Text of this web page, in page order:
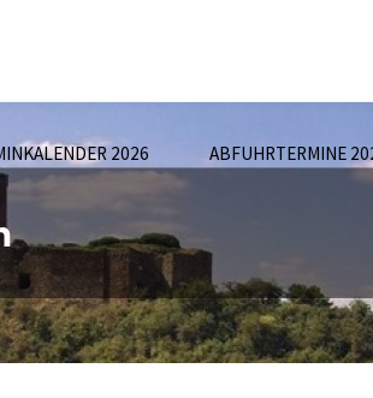
2026 ABFUHRTERMINE